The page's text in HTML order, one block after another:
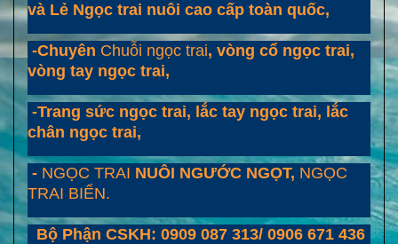
và Lẻ Ngọc trai nuôi cao cấp toàn quốc,
-Chuyên Chuỗi ngọc trai, vòng cổ ngọc trai,
vòng tay ngọc trai,
-Trang sức ngọc trai, lắc tay ngọc trai, lắc
chân ngọc trai,
- NGỌC TRAI NUÔI NGƯỚC NGỌT, NGỌC
TRAI BIỂN.
Bộ Phận CSKH: 0909 087 313/ 0906 671 436